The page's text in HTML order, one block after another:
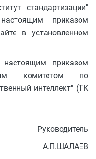
стандартизации"
приказом
в установленном
приказом
комитетом по
интеллект" (ТК
Руководитель
А.П.ШАЛАЕВ